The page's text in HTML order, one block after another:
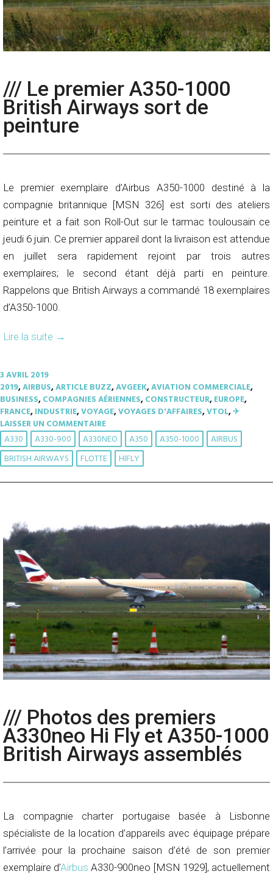
/// Le premier A350-1000
British Airways sort de
peinture
Le premier exemplaire d’Airbus A350-1000 destiné à la
compagnie britannique [MSN 326] est sorti des ateliers
peinture et a fait son Roll-Out sur le tarmac toulousain ce
jeudi 6 juin. Ce premier appareil dont la livraison est attendue
en juillet sera rapidement rejoint par trois autres
exemplaires; le second étant déjà parti en peinture.
Rappelons que British Airways a commandé 18 exemplaires
d’A350-1000.
Lire la suite →
3 AVRIL 2019
2019,AIRBUS,ARTICLE BUZZ,AVGEEK,AVIATION COMMERCIALE,
BUSINESS,COMPAGNIES AÉRIENNES,CONSTRUCTEUR,EUROPE,
FRANCE,INDUSTRIE,VOYAGE,VOYAGES D'AFFAIRES,VTOL,✈︎
LAISSER UN COMMENTAIRE
A330 A330-900 A330NEO A350 A350-1000
AIRBUS
BRITISH AIRWAYS
FLOTTE HIFLY
/// Photos des premiers
A330neo Hi Fly et A350-1000
British Airways assemblés
La compagnie charter portugaise basée à Lisbonne
spécialiste de la location d’appareils avec équipage prépare
l’arrivée pour la prochaine saison d’été de son premier
exemplaire d’Airbus A330-900neo [MSN 1929], actuellement